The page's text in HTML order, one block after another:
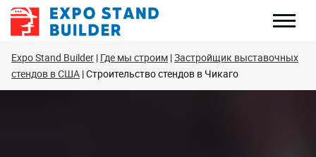
Перейти
Expo Stand Builder Где мы строим Застройщик выставочных
стендов в США Строительство стендов в Чикаго